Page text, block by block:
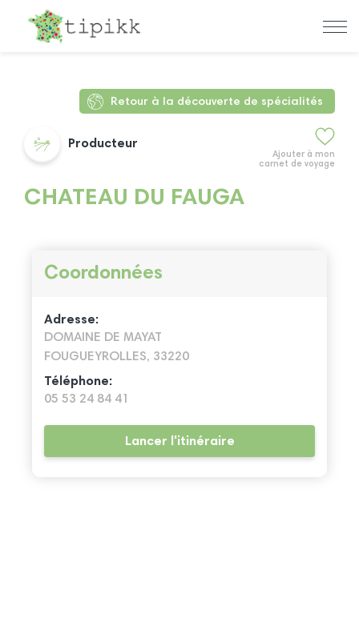
Retour à la découverte de spécialités
Ajouter à mon
carnet de voyage
Producteur
CHATEAU DU FAUGA
Coordonnées
Adresse:
DOMAINE DE MAYAT
FOUGUEYROLLES, 33220
Téléphone:
05 53 24 84 41
Lancer l'itinéraire